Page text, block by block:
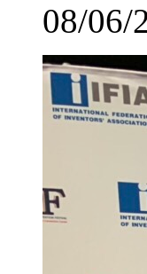
08/06/